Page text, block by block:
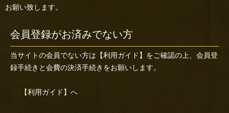
お願い致します。
会員登録がお済みでない方
当サイトの会員でない方は 【利用ガイド】 をご確認の上、会員登
録手続きと会費の決済手続きをお願いします。
【利用ガイド】へ